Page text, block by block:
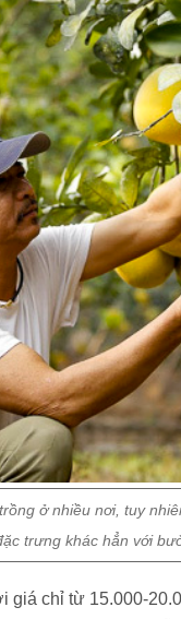
ở nhiều nơi, tuy
trưng khác hẳn với
chỉ từ 15.000-